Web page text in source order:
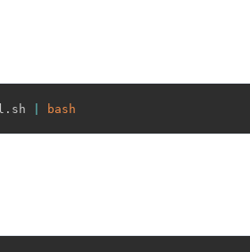
bash